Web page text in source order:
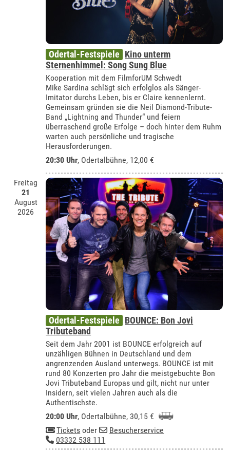
Odertal-Festspiele Kino unterm
Sternenhimmel: Song Sung Blue
Kooperation mit dem FilmforUM Schwedt
Mike Sardina schlägt sich erfolglos als Sänger-
Imitator durchs Leben, bis er Claire kennenlernt.
Gemeinsam gründen sie die Neil Diamond-Tribute-
Band „Lightning and Thunder“ und feiern
überraschend große Erfolge – doch hinter dem Ruhm
warten auch persönliche und tragische
Herausforderungen.
20:30 Uhr, Odertalbühne, 12,00 €
Freitag
21
August
2026
Odertal-Festspiele BOUNCE: Bon Jovi
Tributeband
Seit dem Jahr 2001 ist BOUNCE erfolgreich auf
unzähligen Bühnen in Deutschland und dem
angrenzenden Ausland unterwegs. BOUNCE ist mit
rund 80 Konzerten pro Jahr die meistgebuchte Bon
Jovi Tributeband Europas und gilt, nicht nur unter
Insidern, seit vielen Jahren auch als die
Authentischste.
20:00 Uhr, Odertalbühne, 30,15 €
Tickets oder
Besucherservice
03332 538 111